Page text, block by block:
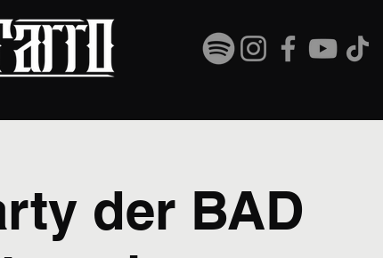
der BAD